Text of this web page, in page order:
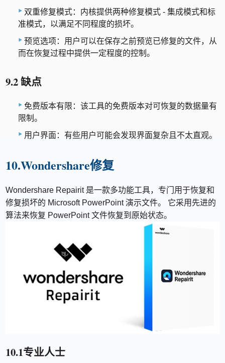
双重修复模式：内核提供两种修复模式 - 集成模式和标
准模式，以满足不同程度的损坏。
预览选项：用户可以在保存之前预览已修复的文件，从
而在恢复过程中提供一定程度的控制。
9.2 缺点
免费版本有限：该工具的免费版本对可恢复的数据量有
限制。
用户界面：有些用户可能会发现界面复杂且不太直观。
10.Wondershare修复
Wondershare Repairit 是一款多功能工具，专门用于恢复和
修复损坏的 Microsoft PowerPoint 演示文件。 它采用先进的
算法来恢复 PowerPoint 文件恢复到原始状态。
10.1专业人士